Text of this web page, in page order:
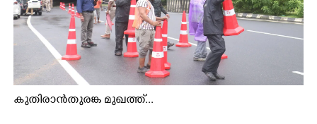
കുതിരാൻതുരങ്ക മുഖത്ത്...